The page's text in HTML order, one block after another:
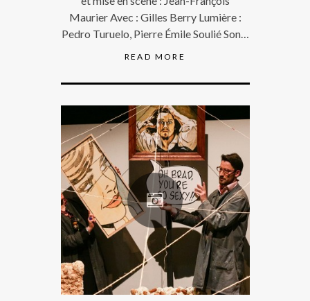
Maurier Avec : Gilles Berry Lumière :
Pedro Turuelo, Pierre Émile Soulié Son…
READ MORE